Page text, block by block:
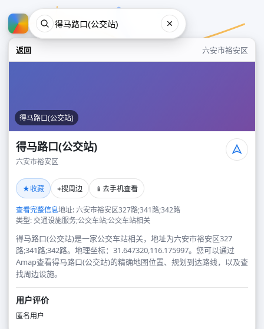
返回 六安市裕安区
得马路口(公交站)
得马路口(公交站)
六安市裕安区
★收藏 ⌖搜周边 📱 去手机查看
查看完整信息地址: 六安市裕安区327路;341路;342路
类型: 交通设施服务;公交车站;公交车站相关
得马路口(公交站)是一家公交车站相关，地址为六安市裕安区327
路;341路;342路。地理坐标：31.647320,116.175997。您可以通过
Amap查看得马路口(公交站)的精确地图位置、规划到达路线，以及查
找周边设施。
用户评价
匿名用户